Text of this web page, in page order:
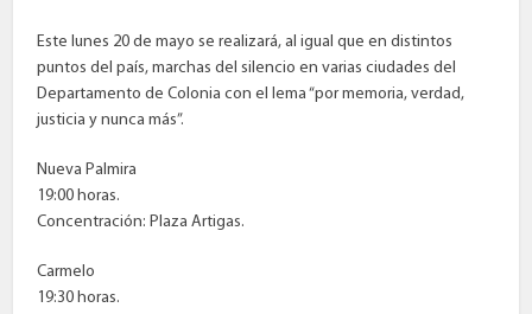
Este lunes 20 de mayo se realizará, al igual que en distintos
puntos del país, marchas del silencio en varias ciudades del
Departamento de Colonia con el lema “por memoria, verdad,
justicia y nunca más”.
Nueva Palmira
19:00 horas.
Concentración: Plaza Artigas.
Carmelo
19:30 horas.